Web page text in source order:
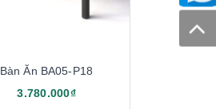
Bàn Ăn BA05-P18
3.780.000₫